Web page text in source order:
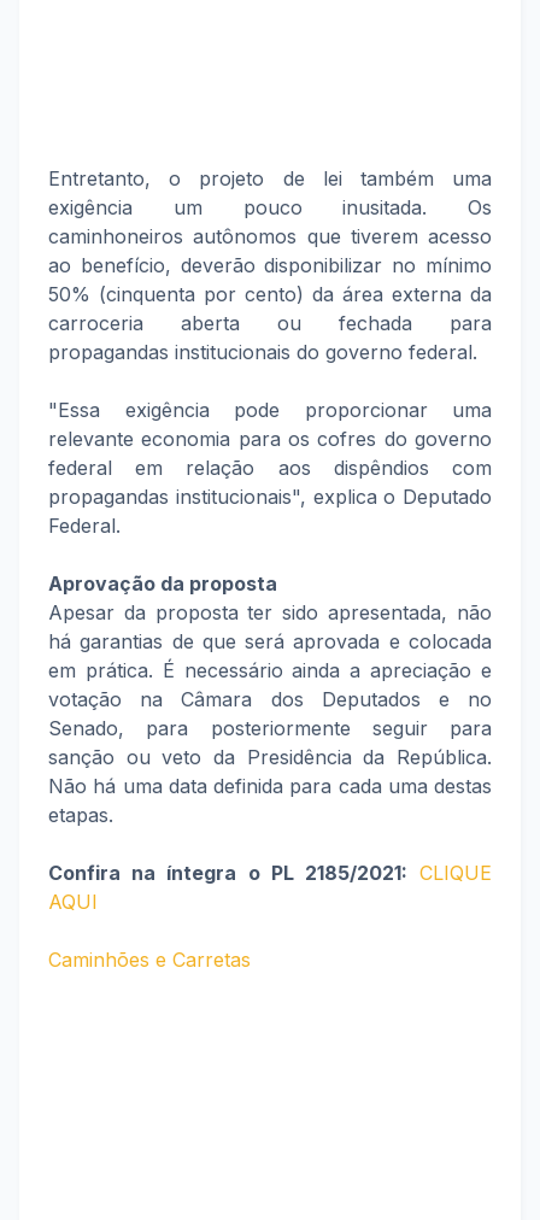
Entretanto, o projeto de lei também uma
exigência um pouco inusitada. Os
caminhoneiros autônomos que tiverem acesso
ao benefício, deverão disponibilizar no mínimo
50% (cinquenta por cento) da área externa da
carroceria aberta ou fechada para
propagandas institucionais do governo federal.
"Essa exigência pode proporcionar uma
relevante economia para os cofres do governo
federal em relação aos dispêndios com
propagandas institucionais", explica o Deputado
Federal.
Aprovação da proposta
Apesar da proposta ter sido apresentada, não
há garantias de que será aprovada e colocada
em prática. É necessário ainda a apreciação e
votação na Câmara dos Deputados e no
Senado, para posteriormente seguir para
sanção ou veto da Presidência da República.
Não há uma data definida para cada uma destas
etapas.
Confira na íntegra o PL 2185/2021: CLIQUE
AQUI
Caminhões e Carretas